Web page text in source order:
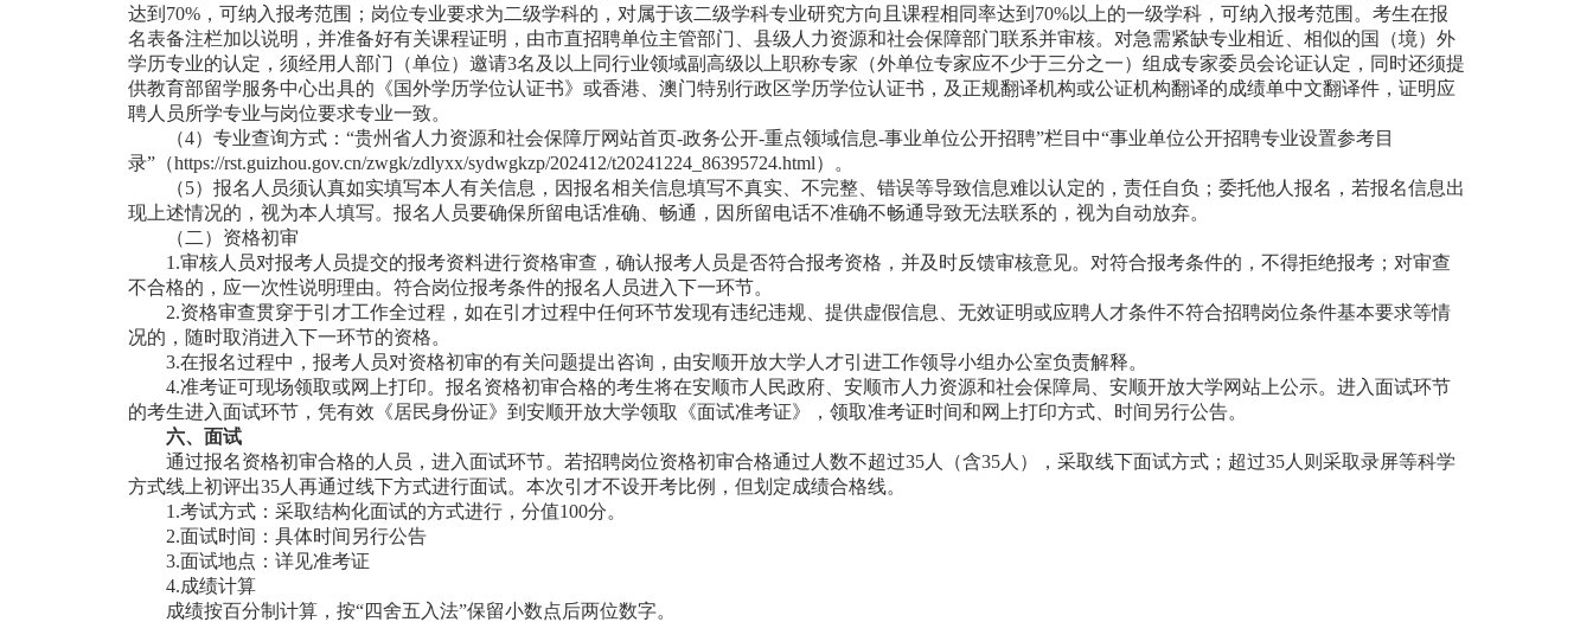
达到70%，可纳入报考范围；岗位专业要求为二级学科的，对属于该二级学科专业研究方向且课程相同率达到70%以上的一级学科，可纳入报考范围。考生在报
名表备注栏加以说明，并准备好有关课程证明，由市直招聘单位主管部门、县级人力资源和社会保障部门联系并审核。对急需紧缺专业相近、相似的国（境）外
学历专业的认定，须经用人部门（单位）邀请3名及以上同行业领域副高级以上职称专家（外单位专家应不少于三分之一）组成专家委员会论证认定，同时还须提
供教育部留学服务中心出具的《国外学历学位认证书》或香港、澳门特别行政区学历学位认证书，及正规翻译机构或公证机构翻译的成绩单中文翻译件，证明应
聘人员所学专业与岗位要求专业一致。
（4）专业查询方式：“贵州省人力资源和社会保障厅网站首页-政务公开-重点领域信息-事业单位公开招聘”栏目中“事业单位公开招聘专业设置参考目
录”（https://rst.guizhou.gov.cn/zwgk/zdlyxx/sydwgkzp/202412/t20241224_86395724.html）。
（5）报名人员须认真如实填写本人有关信息，因报名相关信息填写不真实、不完整、错误等导致信息难以认定的，责任自负；委托他人报名，若报名信息出
现上述情况的，视为本人填写。报名人员要确保所留电话准确、畅通，因所留电话不准确不畅通导致无法联系的，视为自动放弃。
（二）资格初审
1.审核人员对报考人员提交的报考资料进行资格审查，确认报考人员是否符合报考资格，并及时反馈审核意见。对符合报考条件的，不得拒绝报考；对审查
不合格的，应一次性说明理由。符合岗位报考条件的报名人员进入下一环节。
2.资格审查贯穿于引才工作全过程，如在引才过程中任何环节发现有违纪违规、提供虚假信息、无效证明或应聘人才条件不符合招聘岗位条件基本要求等情
况的，随时取消进入下一环节的资格。
3.在报名过程中，报考人员对资格初审的有关问题提出咨询，由安顺开放大学人才引进工作领导小组办公室负责解释。
4.准考证可现场领取或网上打印。报名资格初审合格的考生将在安顺市人民政府、安顺市人力资源和社会保障局、安顺开放大学网站上公示。进入面试环节
的考生进入面试环节，凭有效《居民身份证》到安顺开放大学领取《面试准考证》，领取准考证时间和网上打印方式、时间另行公告。
六、面试
通过报名资格初审合格的人员，进入面试环节。若招聘岗位资格初审合格通过人数不超过35人（含35人），采取线下面试方式；超过35人则采取录屏等科学
方式线上初评出35人再通过线下方式进行面试。本次引才不设开考比例，但划定成绩合格线。
1.考试方式：采取结构化面试的方式进行，分值100分。
2.面试时间：具体时间另行公告
3.面试地点：详见准考证
4.成绩计算
成绩按百分制计算，按“四舍五入法”保留小数点后两位数字。